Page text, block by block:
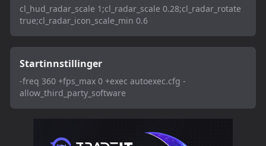
cl_hud_radar_scale 1;cl_radar_scale 0.28;cl_radar_rotate
true;cl_radar_icon_scale_min 0.6
Startinnstillinger
-freq 360 +fps_max 0 +exec autoexec.cfg -
allow_third_party_software